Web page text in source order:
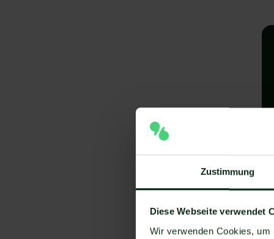
Zustimmung
Diese Webseite verwendet
Wir verwenden Cookies,